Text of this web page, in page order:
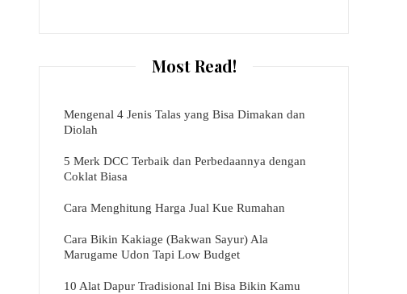
Most Read!
Mengenal 4 Jenis Talas yang Bisa Dimakan dan
Diolah
5 Merk DCC Terbaik dan Perbedaannya dengan
Coklat Biasa
Cara Menghitung Harga Jual Kue Rumahan
Cara Bikin Kakiage (Bakwan Sayur) Ala
Marugame Udon Tapi Low Budget
10 Alat Dapur Tradisional Ini Bisa Bikin Kamu